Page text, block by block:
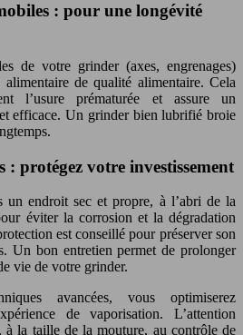
: pour une longévité
de votre grinder (axes, engrenages)
de qualité alimentaire. Cela
l’usure prématurée et assure un
efficace. Un grinder bien lubrifié broie
: protégez votre investissement
un endroit sec et propre, à l’abri de la
éviter la corrosion et la dégradation
est conseillé pour préserver son
Un bon entretien permet de prolonger
vie de votre grinder.
avancées, vous optimiserez
de vaporisation. L’attention
la taille de la mouture, au contrôle de